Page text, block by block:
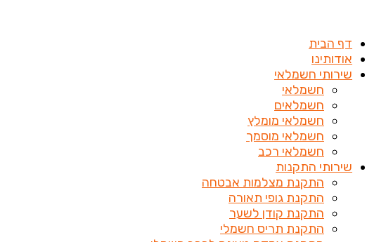
דף הבית
אודותינו
שירותי חשמלאי
חשמלאי
חשמלאים
חשמלאי מומלץ
חשמלאי מוסמך
חשמלאי רכב
שירותי התקנות
התקנת מצלמות אבטחה
התקנת גופי תאורה
התקנת קודן לשער
התקנת תריס חשמלי